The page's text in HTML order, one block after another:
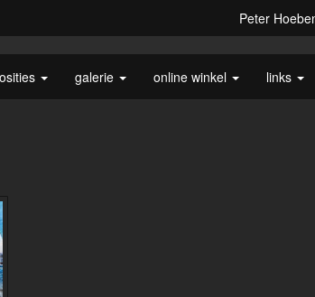
Peter
galerie online winkel links